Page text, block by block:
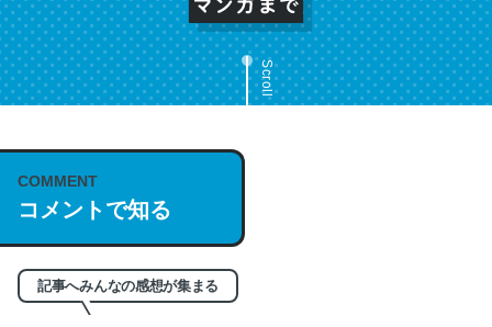
Scroll
COMMENT
コメントで知る
記事へみんなの感想が集まる
これは名文。彼はとてもクレバーなんだろうなと凄く思
う。英語少しでも読める人は原文もお勧め。自分はこの流
れ好き。Let’s Fucking Go. Then Covid hit. Shit.
─今のこの状況が信じられるかい？ by ラーズ・ヌートバー